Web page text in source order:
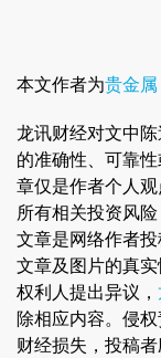
本文作者为贵金属
龙讯财经对文中
的准确性、可靠
章仅是作者个人
所有相关投资风险
文章是网络作者
文章及图片的真
权利人提出异议，
除相应内容。侵
财经损失，投稿者